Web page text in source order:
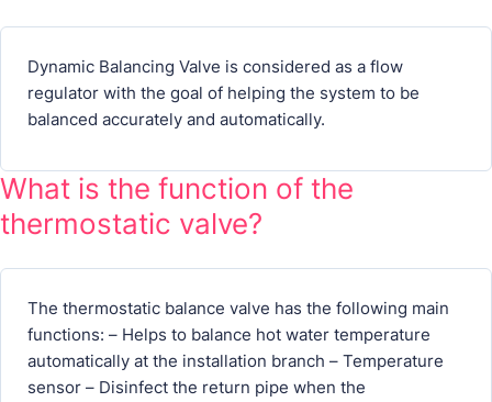
Dynamic Balancing Valve is considered as a flow
regulator with the goal of helping the system to be
balanced accurately and automatically.
What is the function of the
thermostatic valve?
The thermostatic balance valve has the following main
functions: – Helps to balance hot water temperature
automatically at the installation branch – Temperature
sensor – Disinfect the return pipe when the